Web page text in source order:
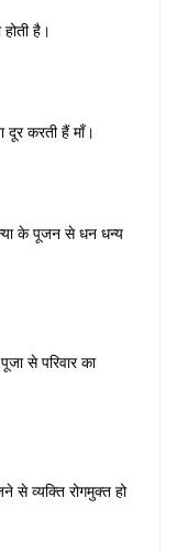
है।
दूर करती हैं माँ।
कन्या के पूजन से धन धन्य
से परिवार का
से व्यक्ति रोगमुक्त हो